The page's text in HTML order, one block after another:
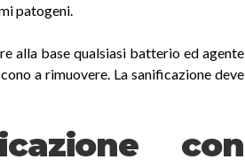
patogeni.
alla base qualsiasi batterio ed agente
a rimuovere. La sanificazione deve
con